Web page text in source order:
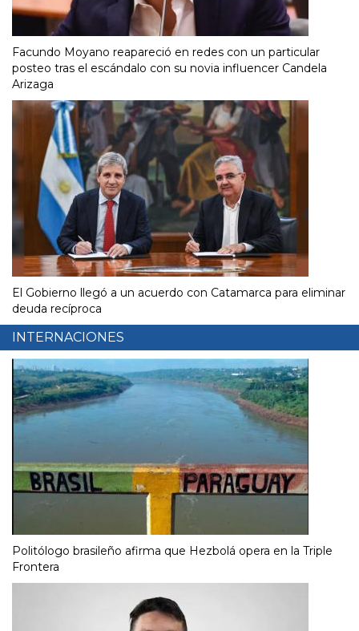
Facundo Moyano reapareció en redes con un particular
posteo tras el escándalo con su novia influencer Candela
Arizaga
El Gobierno llegó a un acuerdo con Catamarca para eliminar
deuda recíproca
INTERNACIONES
Politólogo brasileño afirma que Hezbolá opera en la Triple
Frontera